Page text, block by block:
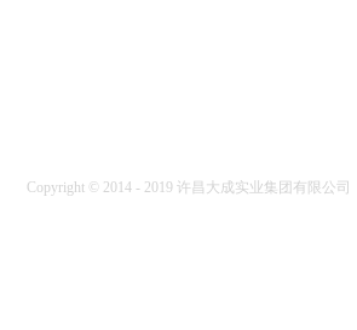
Copyright © 2014 - 2019 许昌大成实业集团有限公